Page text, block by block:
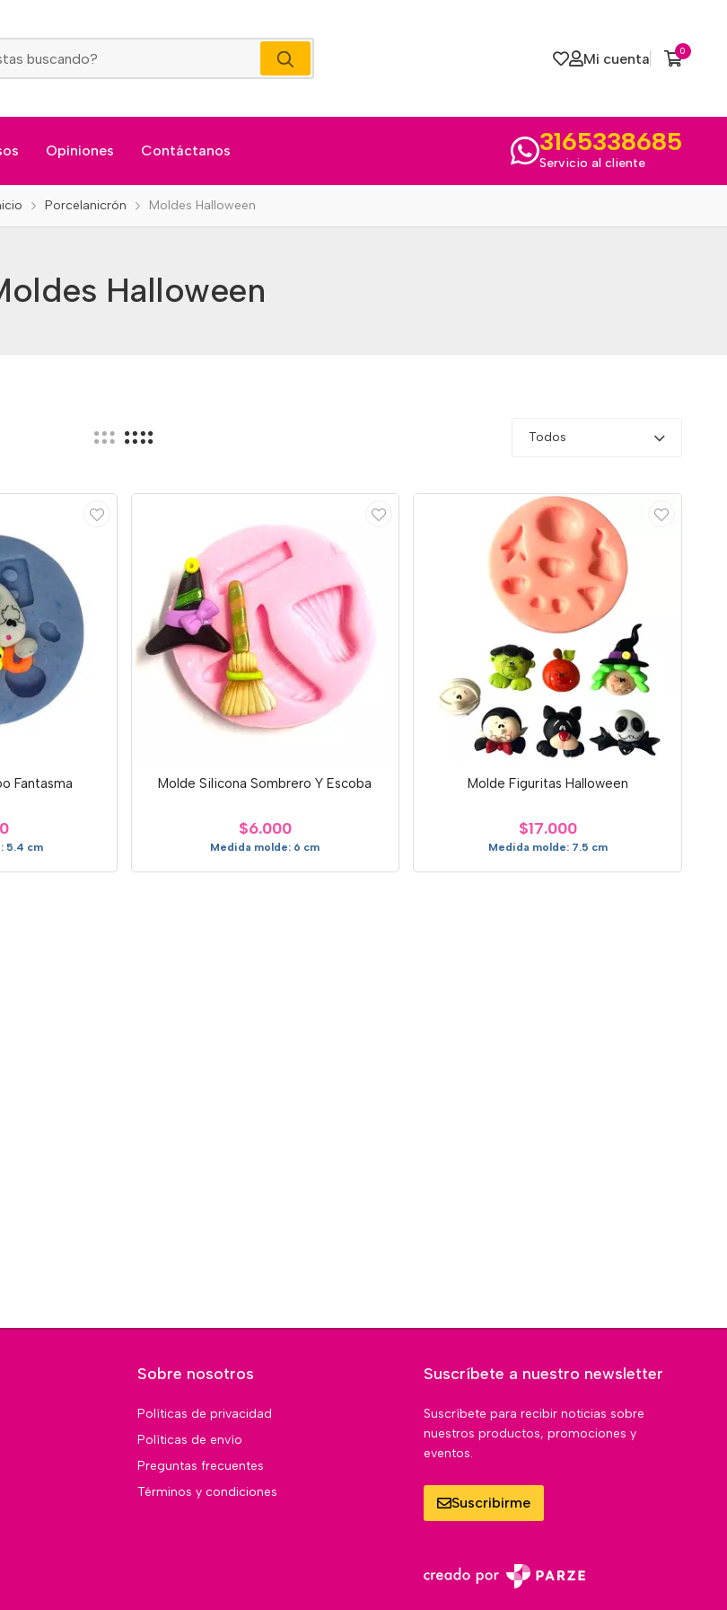
Mi cuenta 0
Opiniones Contáctanos 3165338685
Servicio al cliente
Porcelanicrón Moldes Halloween
Halloween
Todos
Fantasma
5.4 cm
Molde Silicona Sombrero Y Escoba
$6.000
Medida molde: 6 cm
Molde Figuritas Halloween
$17.000
Medida molde: 7.5 cm
Sobre nosotros
Políticas de privacidad
Políticas de envío
Preguntas frecuentes
Términos y condiciones
Suscríbete a nuestro newsletter
Suscríbete para recibir noticias sobre
nuestros productos, promociones y
eventos.
Suscribirme